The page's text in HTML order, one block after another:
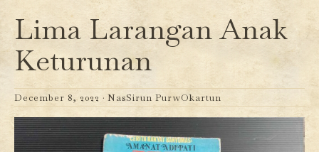
Lima Larangan Anak
Keturunan
December 8, 2022 · NasSirun PurwOkartun